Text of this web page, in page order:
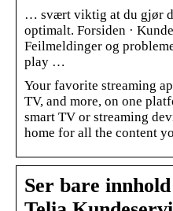
… svært viktig at du gjør
optimalt. Forsiden ·
Feilmeldinger og
play …
Your favorite streaming
TV, and more, on one
smart TV or streaming
home for all the content
Ser bare